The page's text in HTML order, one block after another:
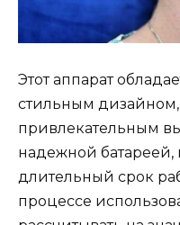
Этот аппарат
стильным дизайном,
привлекательным
надежной батареей,
длительный срок
процессе